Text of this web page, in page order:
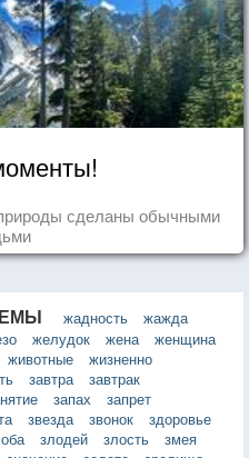
сделаны обычными
жадность
жажда
желудок жена
женщина
животные
жизненно
завтра
завтрак
запах
запрет
звезда звонок
здоровье
злодей злость
змея